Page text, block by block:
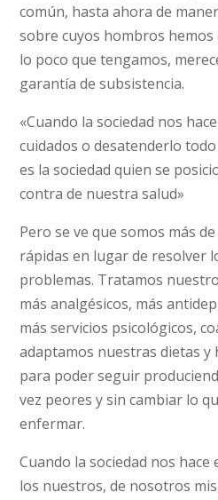
común, hasta ahora de
sobre cuyos hombros
lo poco que tengamos,
garantía de subsistencia.
«Cuando la sociedad nos
cuidados o desatenderlo
es la sociedad quien se
contra de nuestra salud»
Pero se ve que somos más
rápidas en lugar de resolver
problemas. Tratamos
más analgésicos, más
más servicios psicológicos,
adaptamos nuestras dietas y
para poder seguir
vez peores y sin cambiar lo
enfermar.
Cuando la sociedad nos
los nuestros, de nosotros